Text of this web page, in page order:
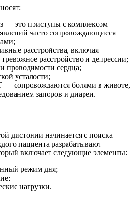
— это приступы с комплексом
часто сопровождающиеся
расстройства, включая
расстройство и депрессии;
проводимости сердца;
усталости;
— сопровождаются болями в животе,
запоров и диареи.
дистонии начинается с поиска
пациента разрабатывают
включает следующие элементы:
режим дня;
нагрузки.